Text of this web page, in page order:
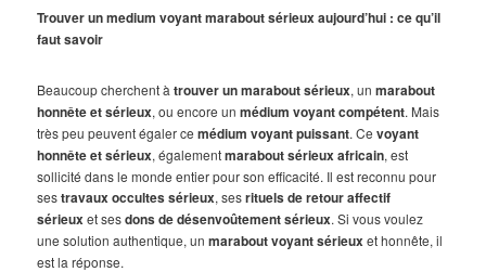
Trouver un medium voyant marabout sérieux aujourd’hui : ce qu’il
faut savoir
Beaucoup cherchent àtrouver un marabout sérieux, unmarabout
honnête et sérieux, ou encore unmédium voyant compétent. Mais
très peu peuvent égaler cemédium voyant puissant. Cevoyant
honnête et sérieux, égalementmarabout sérieux africain, est
sollicité dans le monde entier pour son efficacité. Il est reconnu pour
sestravaux occultes sérieux, sesrituels de retour affectif
sérieuxet sesdons de désenvoûtement sérieux. Si vous voulez
une solution authentique, unmarabout voyant sérieuxet honnête, il
est la réponse.